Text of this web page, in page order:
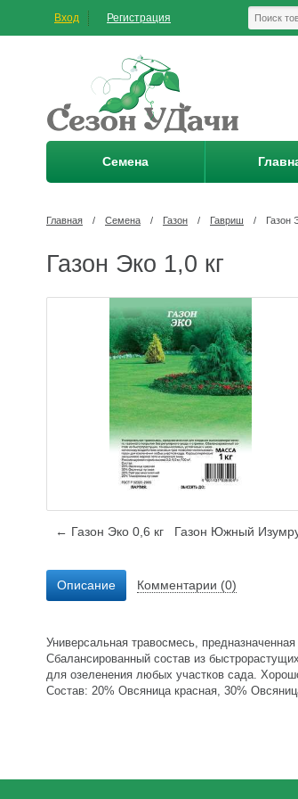
Вход Регистрация
Семена
Главная / Семена / Газон / Гавриш / Газон
Газон Эко 1,0 кг
← Газон Эко 0,6 кг Газон Южный
Описание Комментарии (0)
Универсальная травосмесь,
Сбалансированный состав из
для озеленения любых участков сада.
Состав: 20% Овсяница красная, 30%